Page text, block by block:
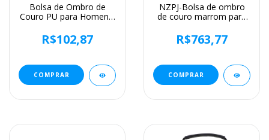
Bolsa de Ombro de
Couro PU para Homens,
Business Flap, Mala
Mensageiro Sólida
Viagem para iPad, 9.7 ",
Brand
R$102,87
COMPRAR
NZPJ-Bolsa de ombro
de couro marrom para
mensageiro de couro,
camada superior retro,
arquivo A4, novo
R$763,77
COMPRAR